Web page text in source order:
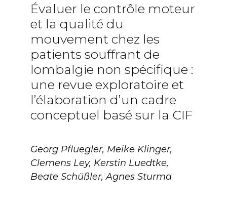
Évaluer le contrôle moteur
et la qualité du
mouvement chez les
patients souffrant de
lombalgie non spécifique :
une revue exploratoire et
l’élaboration d’un cadre
conceptuel basé sur la CIF
Georg Pfluegler, Meike Klinger,
Clemens Ley, Kerstin Luedtke,
Beate Schüßler, Agnes Sturma